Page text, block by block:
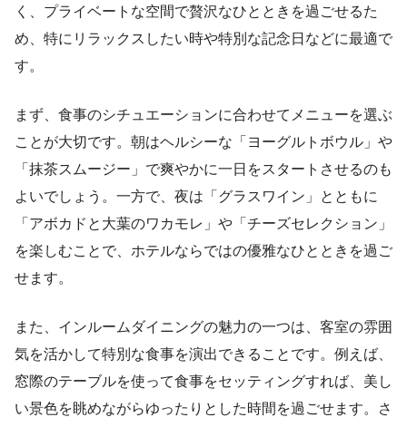
く、プライベートな空間で贅沢なひとときを過ごせるた
め、特にリラックスしたい時や特別な記念日などに最適で
す。
まず、食事のシチュエーションに合わせてメニューを選ぶ
ことが大切です。朝はヘルシーな「ヨーグルトボウル」や
「抹茶スムージー」で爽やかに一日をスタートさせるのも
よいでしょう。一方で、夜は「グラスワイン」とともに
「アボカドと大葉のワカモレ」や「チーズセレクション」
を楽しむことで、ホテルならではの優雅なひとときを過ご
せます。
また、インルームダイニングの魅力の一つは、客室の雰囲
気を活かして特別な食事を演出できることです。例えば、
窓際のテーブルを使って食事をセッティングすれば、美し
い景色を眺めながらゆったりとした時間を過ごせます。さ